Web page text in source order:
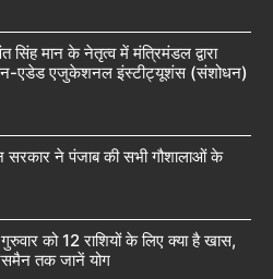
मान के नेतृत्व में मंत्रिमंडल द्वारा
एडेड एजुकेशनल इंस्टीट्यूशंस (संशोधन)
ने पंजाब की सभी गौशालाओं के
को 12 राशियों के लिए क्या है खास,
तक जानें योग